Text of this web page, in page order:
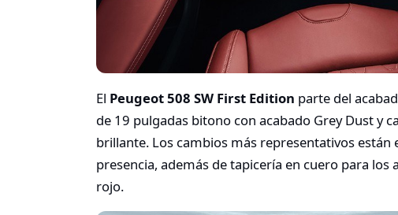
El Peugeot 508 SW First Edition parte del
de 19 pulgadas bitono con acabado Grey Dust y
brillante. Los cambios más representativos
presencia, además de tapicería en cuero para
rojo.